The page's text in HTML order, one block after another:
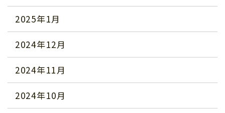
2025年1月
2024年12月
2024年11月
2024年10月